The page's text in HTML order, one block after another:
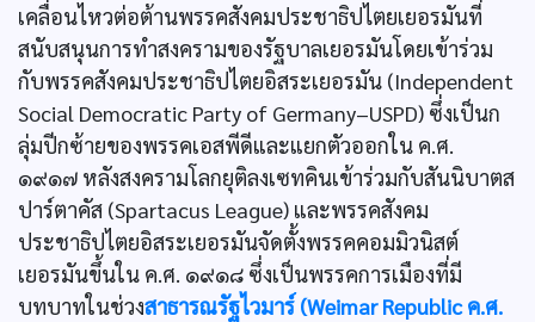
เคลื่อนไหวต่อต้านพรรคสังคมประชาธิปไตยเยอรมันที่
สนับสนุนการทำสงครามของรัฐบาลเยอรมันโดยเข้าร่วม
กับพรรคสังคมประชาธิปไตยอิสระเยอรมัน (Independent
Social Democratic Party of Germany–USPD) ซึ่งเป็นก
ลุ่มปีกซ้ายของพรรคเอสพีดีและแยกตัวออกใน ค.ศ.
๑๙๑๗ หลังสงครามโลกยุติลงเซทคินเข้าร่วมกับสันนิบาตส
ปาร์ตาคัส (Spartacus League) และพรรคสังคม
ประชาธิปไตยอิสระเยอรมันจัดตั้งพรรคคอมมิวนิสต์
เยอรมันขึ้นใน ค.ศ. ๑๙๑๘ ซึ่งเป็นพรรคการเมืองที่มี
บทบาทในช่วงสาธารณรัฐไวมาร์ (Weimar Republic ค.ศ.